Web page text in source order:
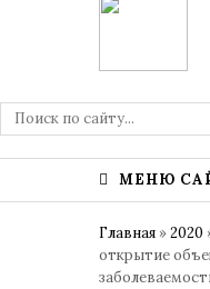
МЕНЮ
Главная »2020
открытие